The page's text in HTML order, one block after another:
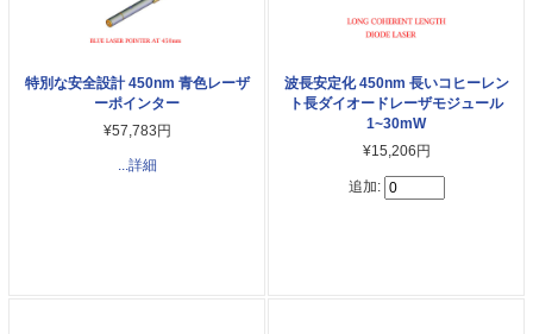
特別な安全設計 450nm 青色レーザ
ーポインター
¥57,783円
...詳細
波長安定化 450nm 長いコヒーレン
ト長ダイオードレーザモジュール
1~30mW
¥15,206円
追加: